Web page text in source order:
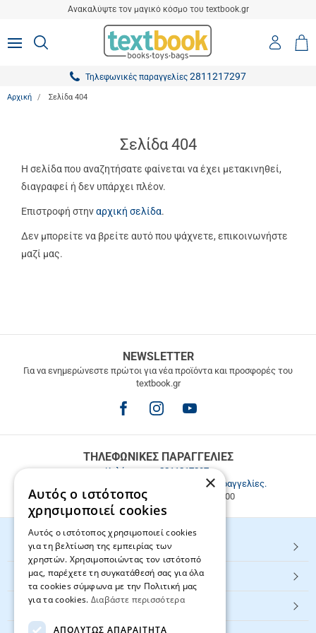
Ανακαλύψτε τον μαγικό κόσμο του textbook.gr
MENUΑΝΑΖΗΤΗΣΗ
Τηλεφωνικές παραγγελίες 2811217297
Αρχική Σελίδα 404
Σελίδα 404
Η σελίδα που αναζητήσατε φαίνεται να έχει μετακινηθεί,
διαγραφεί ή δεν υπάρχει πλέον.
Επιστροφή στηναρχική σελίδα.
Δεν μπορείτε να βρείτε αυτό που ψάχνετε, επικοινωνήστε
μαζί μας.
ΜΕΤΑΦΟΡΙΚΑ
άνω
NEWSLETTER
Για να ενημερώνεστε πρώτοι για νέα προϊόντα και προσφορές του
textbook.gr
ΤΗΛΕΦΩΝΙΚΕΣ ΠΑΡΑΓΓΕΛΙΕΣ
Καλέστε μας2811217297.
Εξυπηρέτηση πελατών & τηλεφωνικές παραγγελίες.
Δευ. - Παρ. 9:00-17:00, Σάβ. 9:00-15:00
HOT ΚΑΤΗΓΟΡΙΕΣ
ΕΞΥΠΗΡΕΤΗΣΗ ΠΕΛΑΤΩΝ
Textbook.gr
×
Αυτός ο ιστότοπος
χρησιμοποιεί cookies
Αυτός ο ιστότοπος χρησιμοποιεί cookies
για τη βελτίωση της εμπειρίας των
χρηστών. Χρησιμοποιώντας τον ιστότοπό
μας, παρέχετε τη συγκατάθεσή σας για όλα
τα cookies σύμφωνα με την Πολιτική μας
για τα cookies. Διαβάστε περισσότερα
ΑΠΟΛΎΤΩΣ ΑΠΑΡΑΊΤΗΤΑ